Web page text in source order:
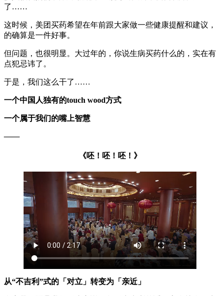
了……
这时候，美团买药希望在年前跟大家做一些健康提醒和建议，
的确算是一件好事。
但问题，也很明显。大过年的，你说生病买药什么的，实在有
点犯忌讳了。
于是，我们这么干了……
一个中国人独有的touch wood方式
一个属于我们的嘴上智慧
——
《呸！呸！呸！》
从“不吉利”式的「对立」转变为「亲近」